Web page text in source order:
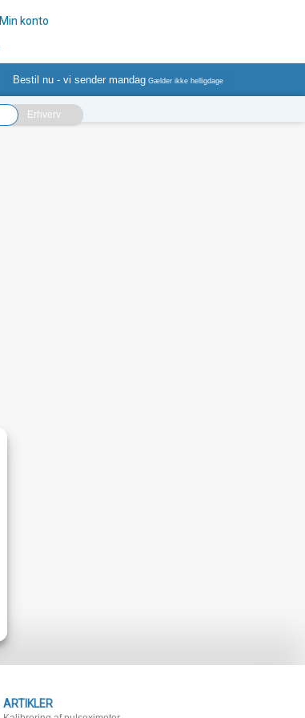
Min konto
Bestil nu - vi sender mandag Gælder ikke helligdage
Erhverv
ARTIKLER